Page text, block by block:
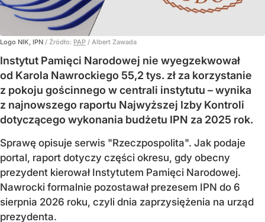
Logo NIK, IPN / Źródło: PAP / Albert Zawada
Instytut Pamięci Narodowej nie wyegzekwował
od Karola Nawrockiego 55,2 tys. zł za korzystanie
z pokoju gościnnego w centrali instytutu – wynika
z najnowszego raportu Najwyższej Izby Kontroli
dotyczącego wykonania budżetu IPN za 2025 rok.
Sprawę opisuje serwis "Rzeczpospolita". Jak podaje
portal, raport dotyczy części okresu, gdy obecny
prezydent kierował Instytutem Pamięci Narodowej.
Nawrocki formalnie pozostawał prezesem IPN do 6
sierpnia 2026 roku, czyli dnia zaprzysiężenia na urząd
prezydenta.